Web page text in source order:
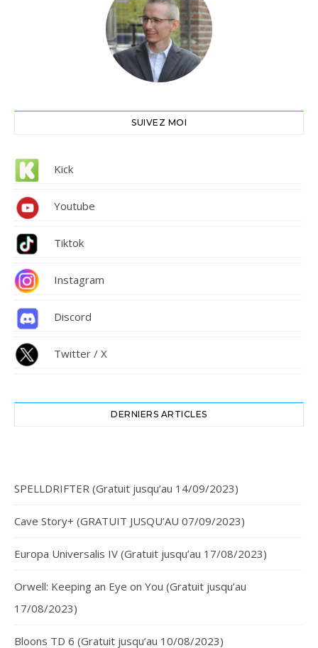
SUIVEZ MOI
Kick
Youtube
Tiktok
Instagram
Discord
Twitter / X
DERNIERS ARTICLES
SPELLDRIFTER (Gratuit jusqu’au 14/09/2023)
Cave Story+ (GRATUIT JUSQU’AU 07/09/2023)
Europa Universalis IV (Gratuit jusqu’au 17/08/2023)
Orwell: Keeping an Eye on You (Gratuit jusqu’au
17/08/2023)
Bloons TD 6 (Gratuit jusqu’au 10/08/2023)